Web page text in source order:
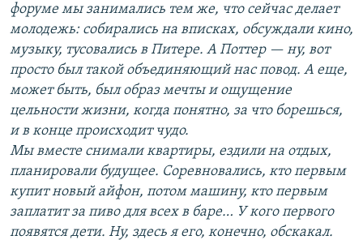
форуме мы занимались тем же, что сейчас делает
молодежь: собирались на вписках, обсуждали кино,
музыку, тусовались в Питере. А Поттер — ну, вот
просто был такой объединяющий нас повод. А еще,
может быть, был образ мечты и ощущение
цельности жизни, когда понятно, за что борешься,
и в конце происходит чудо.
Мы вместе снимали квартиры, ездили на отдых,
планировали будущее. Соревновались, кто первым
купит новый айфон, потом машину, кто первым
заплатит за пиво для всех в баре… У кого первого
появятся дети. Ну, здесь я его, конечно, обскакал.